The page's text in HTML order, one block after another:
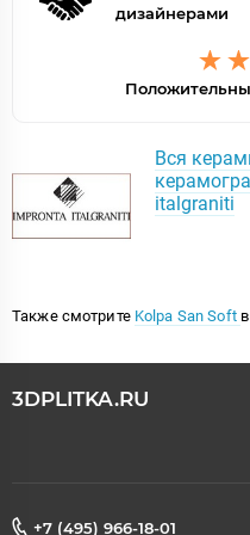
дизайнерами
Вся
italgraniti
Также смотрите Kolpa San Soft
3DPLITKA.RU
+7 (495) 966-18-01